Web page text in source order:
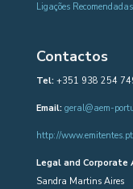
Ligações Recomendadas
Contactos
Tel:+351 938 254
Email: geral@aem-
http://www.emitentes.pt
Legal and Corporate
Sandra Martins Aires